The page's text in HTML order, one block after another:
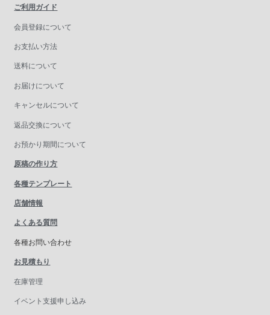
ご利用ガイド
会員登録について
お支払い方法
送料について
お届けについて
キャンセルについて
返品交換について
お預かり期間について
原稿の作り方
各種テンプレート
店舗情報
よくある質問
各種お問い合わせ
お見積もり
在庫管理
イベント支援申し込み